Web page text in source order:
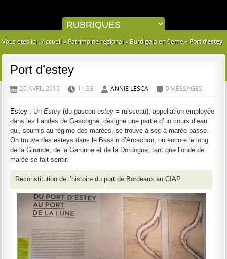
Vous êtes ici :Accueil » Patrimoine régional » Burdigala en 6ème » Port d’estey
Port d’estey
D 20 AVRIL 2015 H 11:33 A ANNIE LESCA 0 MESSAGES
Estey : UnEstey (du gasconestey = ruisseau), appellation employée
dans les Landes de Gascogne, désigne une partie d’un cours d’eau
qui, soumis au régime des marées, se trouve à sec à marée basse.
On trouve des esteys dans le Bassin d’Arcachon, ou encore le long
de la Gironde, de la Garonne et de la Dordogne, tant que l’onde de
marée se fait sentir.
Reconstitution de l’histoire du port de Bordeaux au CIAP